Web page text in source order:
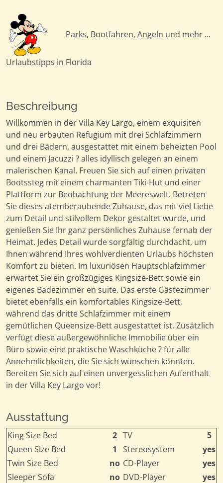
Parks, Bootfahren, Angeln und mehr ...
Urlaubstipps in Florida
Beschreibung
Willkommen in der Villa Key Largo, einem exquisiten
und neu erbauten Refugium mit drei Schlafzimmern
und drei Bädern, ausgestattet mit einem beheizten Pool
und einem Jacuzzi ? alles idyllisch gelegen an einem
malerischen Kanal. Freuen Sie sich auf einen privaten
Bootssteg mit einem charmanten Tiki-Hut und einer
Plattform zur Beobachtung der Meereswelt. Betreten
Sie dieses atemberaubende Zuhause, das mit viel Liebe
zum Detail und stilvollem Dekor gestaltet wurde, und
genießen Sie Ihr ganz persönliches Zuhause fernab der
Heimat. Jedes Detail wurde sorgfältig durchdacht, um
Ihnen während Ihres wohlverdienten Urlaubs höchsten
Komfort zu bieten. Im luxuriösen Hauptschlafzimmer
erwartet Sie ein großzügiges Kingsize-Bett sowie ein
eigenes Badezimmer en suite. Das erste Gästezimmer
bietet ebenfalls ein komfortables Kingsize-Bett,
während das dritte Schlafzimmer mit einem
gemütlichen Queensize-Bett ausgestattet ist. Zusätzlich
verfügt diese außergewöhnliche Immobilie über ein
Büro sowie eine praktische Waschküche ? für alle
Annehmlichkeiten, die Sie sich wünschen könnten.
Bereiten Sie sich auf einen unvergesslichen Aufenthalt
in der Villa Key Largo vor!
Ausstattung
King Size Bed 2 TV
5
Queen Size Bed
1 Stereosystem
yes
Twin Size Bed
no CD-Player
yes
Sleeper Sofa
no DVD-Player
yes